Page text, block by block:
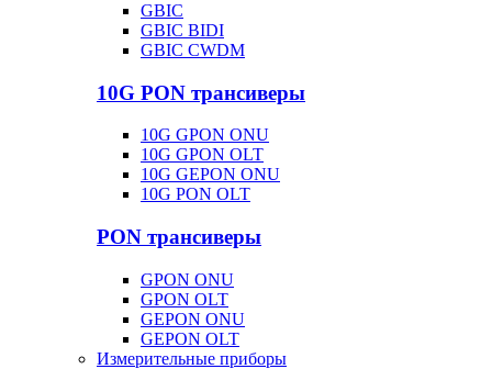
GBIC
GBIC BIDI
GBIC CWDM
10G PON трансиверы
10G GPON ONU
10G GPON OLT
10G GEPON ONU
10G PON OLT
PON трансиверы
GPON ONU
GPON OLT
GEPON ONU
GEPON OLT
Измерительные приборы